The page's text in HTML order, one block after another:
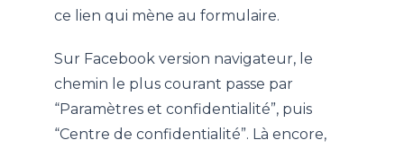
ce lien qui mène au formulaire.
Sur Facebook version navigateur, le
chemin le plus courant passe par
“Paramètres et confidentialité”, puis
“Centre de confidentialité”. Là encore,